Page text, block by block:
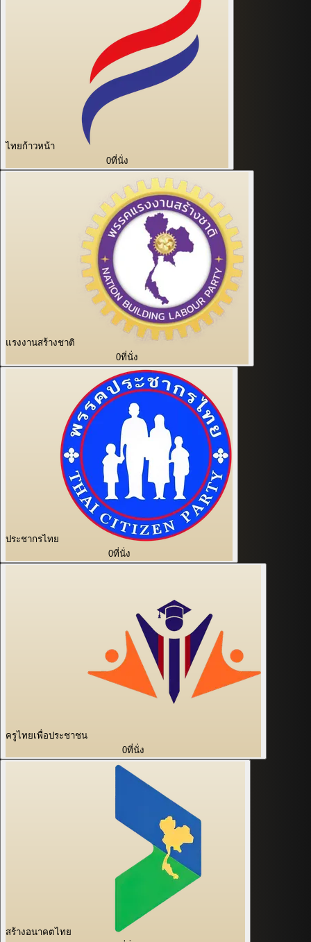
ไทยก้าวหน้า
0ที่นั่ง
แรงงานสร้างชาติ
0ที่นั่ง
ประชากรไทย
0ที่นั่ง
ครูไทยเพื่อประชาชน
0ที่นั่ง
สร้างอนาคตไทย